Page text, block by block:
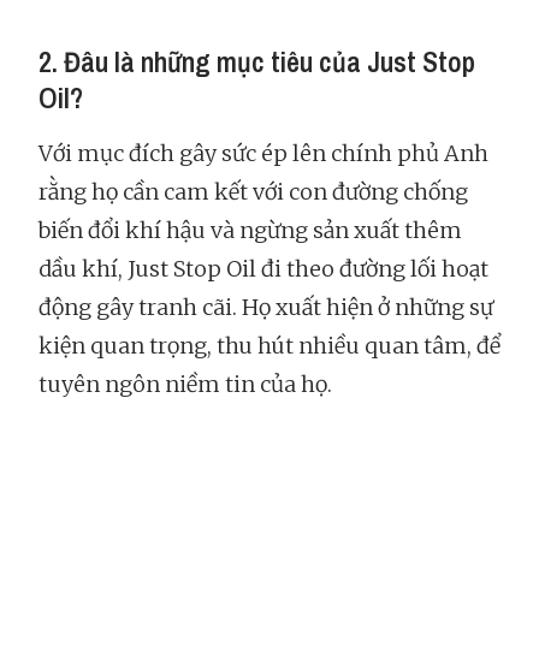
2. Đâu là những mục tiêu của Just Stop
Oil?
Với mục đích gây sức ép lên chính phủ Anh
rằng họ cần cam kết với con đường chống
biến đổi khí hậu và ngừng sản xuất thêm
dầu khí, Just Stop Oil đi theo đường lối hoạt
động gây tranh cãi. Họ xuất hiện ở những sự
kiện quan trọng, thu hút nhiều quan tâm, để
tuyên ngôn niềm tin của họ.